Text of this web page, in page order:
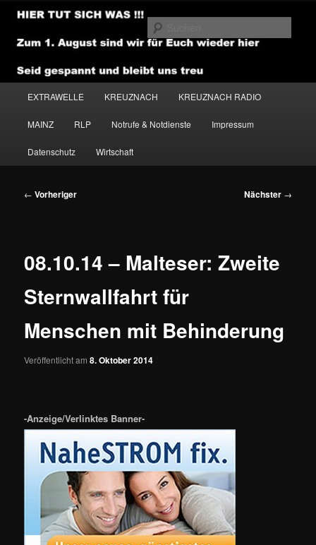
Zum
primären
Inhalt
NEWSHOUSE.MEDIA
EXTRAWELLE KREUZNACH KREUZNACH RADIO
MAINZ RLP Notrufe & Notdienste Impressum
Datenschutz Wirtschaft
Beitragsnavigation
← Vorheriger Nächster →
08.10.14 – Malteser: Zweite
Sternwallfahrt für
Menschen mit Behinderung
Veröffentlicht am8. Oktober 2014
-Anzeige/Verlinktes Banner-